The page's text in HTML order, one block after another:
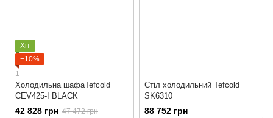
Хіт
−10%
1
Холодильна шафаTefcold
CEV425-I BLACK
42 828 грн 47 472 грн
Стіл холодильний Tefcold
SK6310
88 752 грн